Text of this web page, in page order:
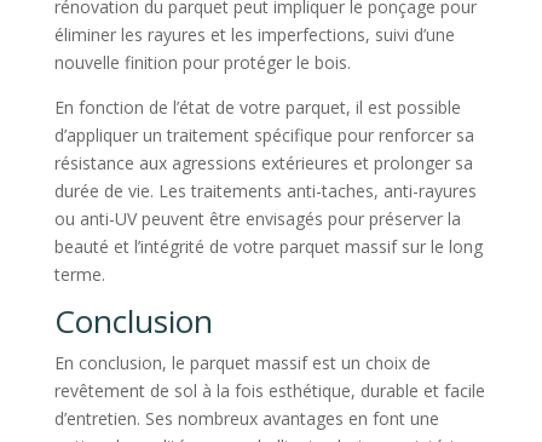
rénovation du parquet peut impliquer le ponçage pour
éliminer les rayures et les imperfections, suivi d’une
nouvelle finition pour protéger le bois.
En fonction de l’état de votre parquet, il est possible
d’appliquer un traitement spécifique pour renforcer sa
résistance aux agressions extérieures et prolonger sa
durée de vie. Les traitements anti-taches, anti-rayures
ou anti-UV peuvent être envisagés pour préserver la
beauté et l’intégrité de votre parquet massif sur le long
terme.
Conclusion
En conclusion, le parquet massif est un choix de
revêtement de sol à la fois esthétique, durable et facile
d’entretien. Ses nombreux avantages en font une